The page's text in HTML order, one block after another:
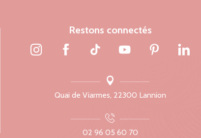
Restons connectés
Quai de Viarmes, 22300 Lannion
02 96 05 60 70